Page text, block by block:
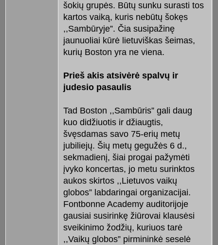
šokių grupės. Būtų sunku surasti tos
kartos vaiką, kuris nebūtų šokęs
,,Sambūryje”. Čia susipažinę
jaunuoliai kūrė lietuviškas šeimas,
kurių Boston yra ne viena.
Prieš akis atsivėrė spalvų ir
judesio pasaulis
Tad Boston ,,Sambūris” gali daug
kuo didžiuotis ir džiaugtis,
švęsdamas savo 75-erių metų
jubiliejų. Šių metų gegužės 6 d.,
sekmadienį, šiai progai pažymėti
įvyko koncertas, jo metu surinktos
aukos skirtos ,,Lietuvos vaikų
globos” labdaringai organizacijai.
Fontbonne Academy auditorijoje
gausiai susirinkę žiūrovai klausėsi
sveikinimo žodžių, kuriuos tarė
,,Vaikų globos” pirmininkė seselė